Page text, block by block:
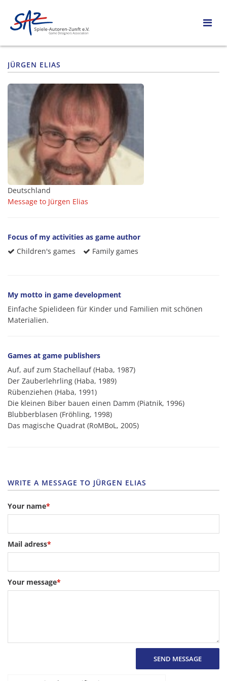
JÜRGEN ELIAS
Deutschland
Message to Jürgen Elias
Focus of my activities as game author
Children's games
Family games
My motto in game development
Einfache Spielideen für Kinder und Familien mit schönen
Materialien.
Games at game publishers
Auf, auf zum Stachellauf (Haba, 1987)
Der Zauberlehrling (Haba, 1989)
Rübenziehen (Haba, 1991)
Die kleinen Biber bauen einen Damm (Piatnik, 1996)
Blubberblasen (Fröhling, 1998)
Das magische Quadrat (RoMBoL, 2005)
WRITE A MESSAGE TO JÜRGEN ELIAS
Your name*
Mail adress*
Your message*
SEND MESSAGE